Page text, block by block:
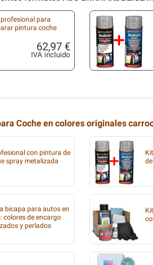
para
pintura coche
62,97 €
IVA incluido
Coche en colores originales
con pintura de
spray metalizada
bicapa para autos en
colores de encargo
y perlados